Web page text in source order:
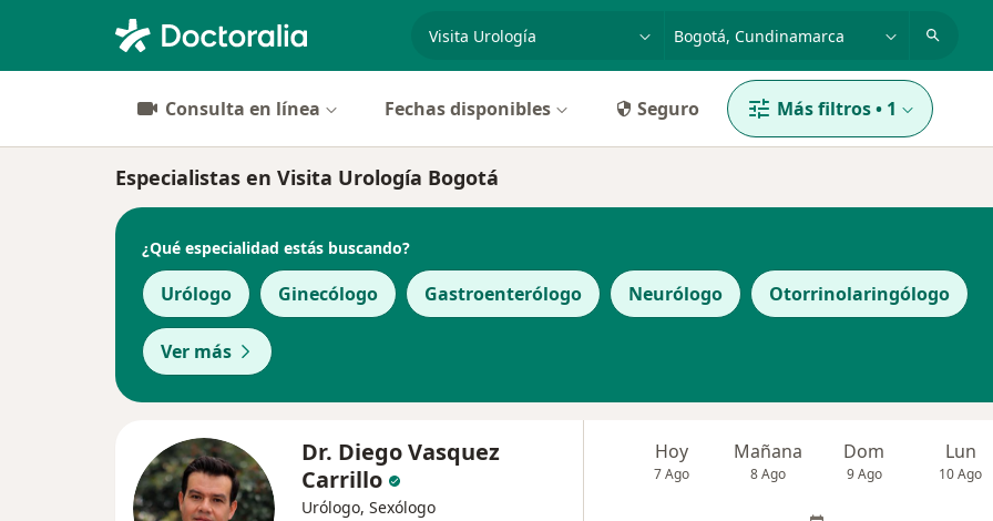
especialidad, enfermedad o nombre
p. ej. Bogotá
Consulta en línea Fechas disponibles Seguro Más filtros• 1
Especialistas en Visita Urología Bogotá
¿Qué especialidad estás buscando?
Urólogo Ginecólogo Gastroenterólogo Neurólogo Otorrinolaringólogo
Ver más
Dr. Diego Vasquez
Carrillo
Urólogo, Sexólogo
Hoy
7 Ago
Mañana
8 Ago
Dom
9 Ago
Lun
10 Ago